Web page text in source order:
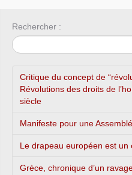
Rechercher :
Critique du concept de
Révolutions des droits de
siècle
Manifeste pour une
Le drapeau européen est un
Grèce, chronique d’un